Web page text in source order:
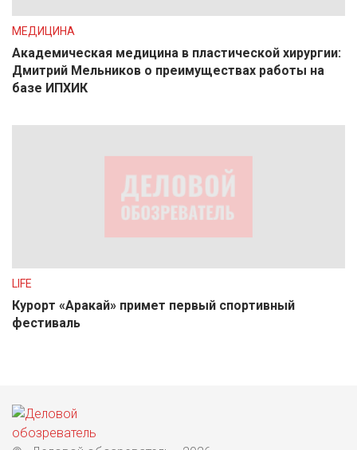
МЕДИЦИНА
Академическая медицина в пластической хирургии:
Дмитрий Мельников о преимуществах работы на
базе ИПХИК
LIFE
Курорт «Аракай» примет первый спортивный
фестиваль